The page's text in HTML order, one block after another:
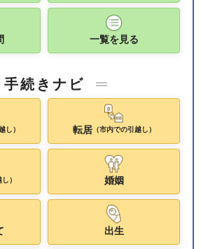
一覧を見る
手続きナビ
し） 転居（市内での引越し）
） 婚姻
出生